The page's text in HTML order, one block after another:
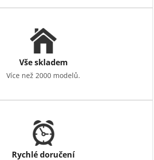
ý
i
s
u
Vše skladem
Více než 2000 modelů.
Rychlé doručení